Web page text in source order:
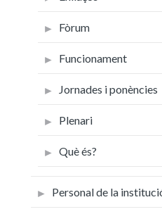
Fòrum
Funcionament
Jornades i ponències
Plenari
Què és?
Personal de la